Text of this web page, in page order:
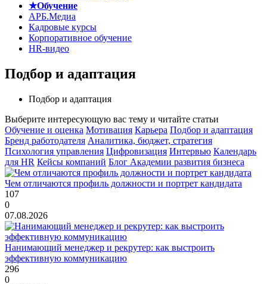
★Обучение
АРБ.Медиа
Кадровые курсы
Корпоративное обучение
HR-видео
Подбор и адаптация
Подбор и адаптация
Выберите интересующую вас тему и читайте статьи
Обучение и оценка Мотивация Карьера Подбор и адаптация
Бренд работодателя Аналитика, бюджет, стратегия
Психология управления Цифровизация Интервью Календарь
для HR Кейсы компаний Блог Академии развития бизнеса
Чем отличаются профиль должности и портрет кандидата
107
0
07.08.2026
Нанимающий менеджер и рекрутер: как выстроить
эффективную коммуникацию
296
0